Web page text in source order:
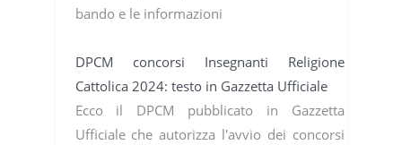
bando e le informazioni
DPCM concorsi Insegnanti Religione
Cattolica 2024: testo in Gazzetta Ufficiale
Ecco il DPCM pubblicato in Gazzetta
Ufficiale che autorizza l'avvio dei concorsi